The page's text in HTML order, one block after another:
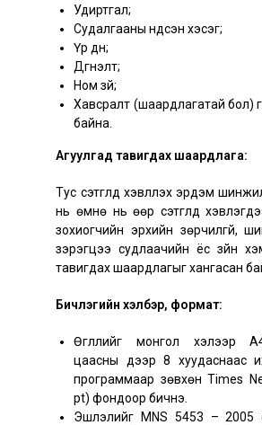
Удиртгал;
Судалгааны үндсэн хэсэг;
Үр дүн;
Дүгнэлт;
Ном зүй;
Хавсралт (шаардлагатай бол)
байна.
Агуулгад тавигдах шаардлага:
Тус сэтгүүлд хэвлүүлэх эрдэм
нь өмнө нь өөр сэтгүүлд
зохиогчийн эрхийн зөрчилгүй,
зэрэгцээ судлаачийн ёс зүйн
тавигдах шаардлагыг хангасан
Бичлэгийн хэлбэр, формат:
Өгүүллийг монгол хэлээр
цаасны дээр 8 хуудаснаас
программаар зөвхөн Times
pt) фондоор бичнэ.
Эшлэлийг МNS 5453 – 2005